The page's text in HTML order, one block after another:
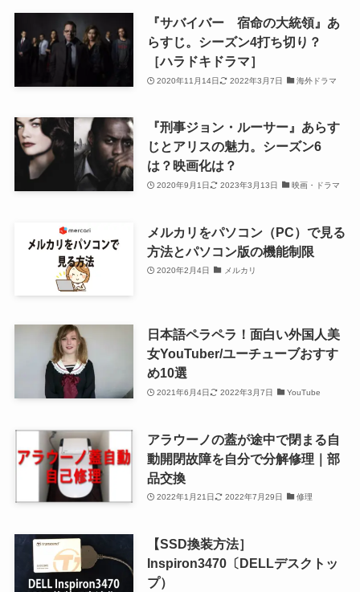
『サバイバー 宿命の大統領』あ
らすじ。シーズン4打ち切り？
［ハラドキドラマ］
2020年11月14日 2022年3月7日 海外ドラマ
『刑事ジョン・ルーサー』あらす
じとアリスの魅力。シーズン6
は？映画化は？
2020年9月1日 2023年3月13日 映画・ドラマ
メルカリをパソコン（PC）で見る
方法とパソコン版の機能制限
2020年2月4日 メルカリ
日本語ペラペラ！面白い外国人美
女YouTuber/ユーチューブおすす
め10選
2021年6月4日 2022年3月7日 YouTube
アラウーノの蓋が途中で閉まる自
動開閉故障を自分で分解修理｜部
品交換
2022年1月21日 2022年7月29日 修理
【SSD換装方法］
Inspiron3470〔DELLデスクトッ
プ）